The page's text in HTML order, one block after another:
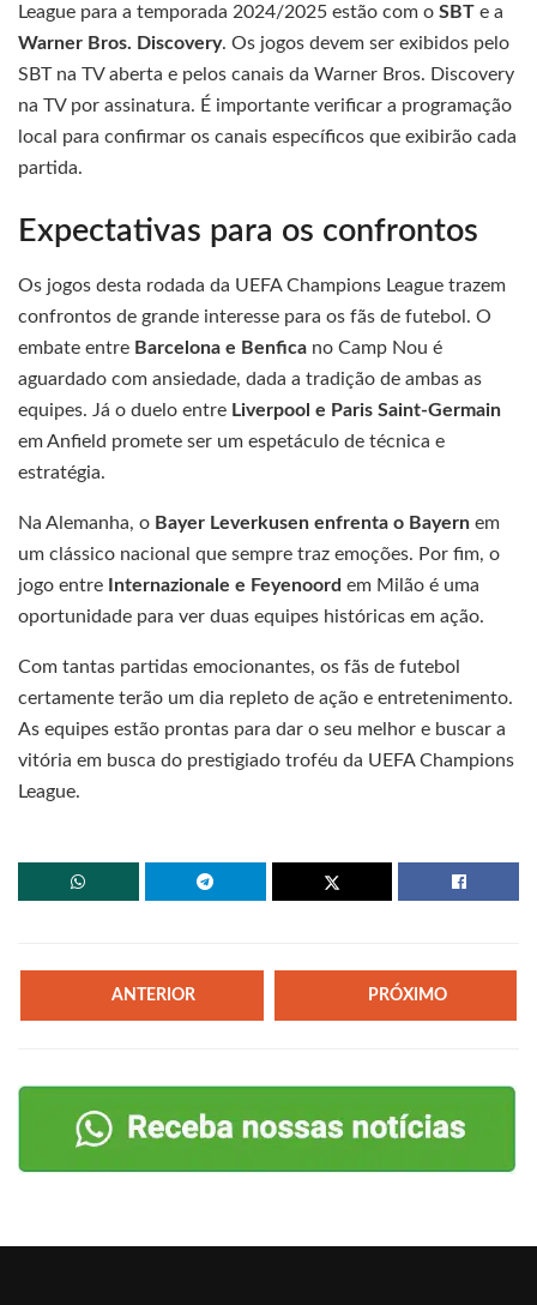
League para a temporada 2024/2025 estão com o SBT e a
Warner Bros. Discovery. Os jogos devem ser exibidos pelo
SBT na TV aberta e pelos canais da Warner Bros. Discovery
na TV por assinatura. É importante verificar a programação
local para confirmar os canais específicos que exibirão cada
partida.
Expectativas para os confrontos
Os jogos desta rodada da UEFA Champions League trazem
confrontos de grande interesse para os fãs de futebol. O
embate entre Barcelona e Benfica no Camp Nou é
aguardado com ansiedade, dada a tradição de ambas as
equipes. Já o duelo entre Liverpool e Paris Saint-Germain
em Anfield promete ser um espetáculo de técnica e
estratégia.
Na Alemanha, o Bayer Leverkusen enfrenta o Bayern em
um clássico nacional que sempre traz emoções. Por fim, o
jogo entre
Internazionale e Feyenoord em Milão é uma
oportunidade para ver duas equipes históricas em ação.
Com tantas partidas emocionantes, os fãs de futebol
certamente terão um dia repleto de ação e entretenimento.
As equipes estão prontas para dar o seu melhor e buscar a
vitória em busca do prestigiado troféu da UEFA Champions
League.
ANTERIOR PRÓXIMO